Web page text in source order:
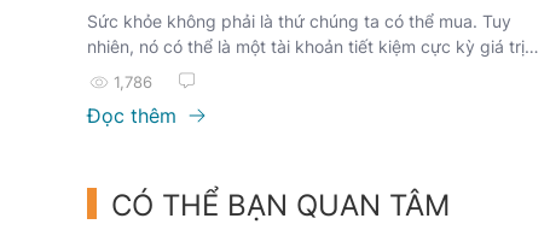
Sức khỏe không phải là thứ chúng ta có thể mua. Tuy
nhiên, nó có thể là một tài khoản tiết kiệm cực kỳ giá trị
(Anne Wilson Schaef). Chúng ta ai cũng biết giá trị của sức
khỏe nhưng không phải ai cũng biết “tiết kiệm” cho tài
khoản này trong khi nó dễ thực hiện hơn nhiều so với tiết
thiệu đến bạn 10 loại rau củ vô cùng giá trị đối với sức khỏe
của chúng ta, cùng thực hiện và cùng bảo vệ sức khỏe
1,786
Đọc thêm
CÓ THỂ BẠN QUAN TÂM